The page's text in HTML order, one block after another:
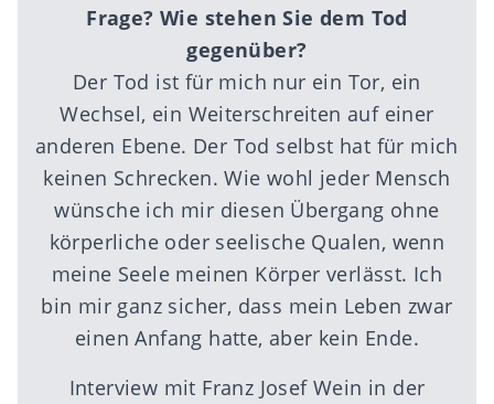
Frage? Wie stehen Sie dem Tod
gegenüber?
Der Tod ist für mich nur ein Tor, ein
Wechsel, ein Weiterschreiten auf einer
anderen Ebene. Der Tod selbst hat für mich
keinen Schrecken. Wie wohl jeder Mensch
wünsche ich mir diesen Übergang ohne
körperliche oder seelische Qualen, wenn
meine Seele meinen Körper verlässt. Ich
bin mir ganz sicher, dass mein Leben zwar
einen Anfang hatte, aber kein Ende.
Interview mit Franz Josef Wein in der